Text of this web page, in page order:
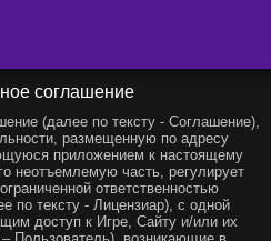
соглашение
(далее по тексту - Соглашение),
размещенную по адресу
приложением к настоящему
неотъемлемую часть, регулирует
ответственностью
тексту - Лицензиар), с одной
доступ к Игре, Сайту и/или их